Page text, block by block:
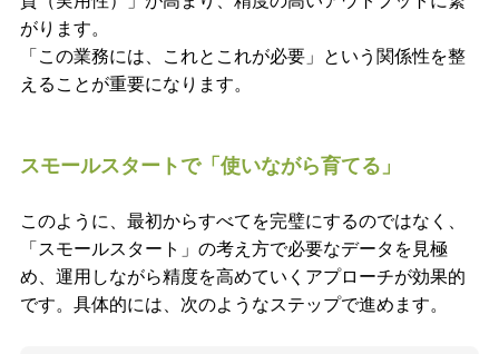
がります。
「この業務には、これとこれが必要」という関係性を整
えることが重要になります。
スモールスタートで「使いながら育てる」
このように、最初からすべてを完璧にするのではなく、
「スモールスタート」の考え方で必要なデータを見極
め、運用しながら精度を高めていくアプローチが効果的
です。具体的には、次のようなステップで進めます。